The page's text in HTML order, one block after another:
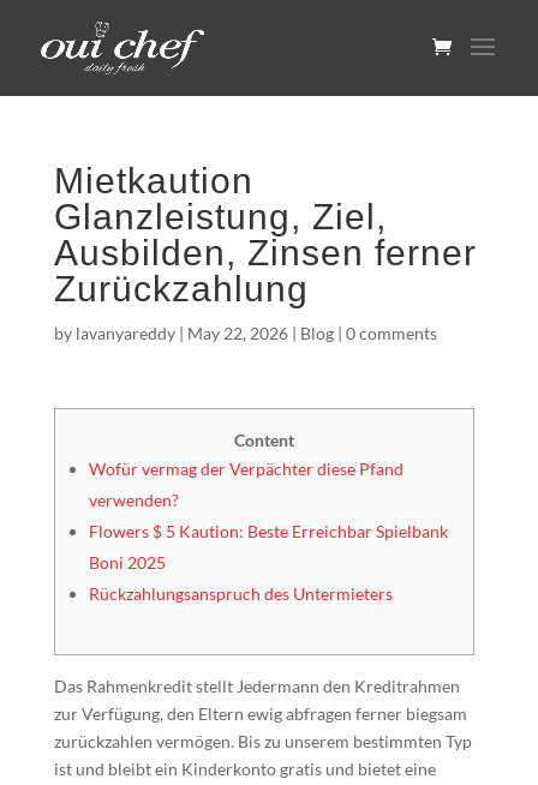
Mietkaution
Glanzleistung, Ziel,
Ausbilden, Zinsen ferner
Zurückzahlung
by lavanyareddy| May 22, 2026| Blog| 0 comments
Content
Wofür vermag der Verpächter diese Pfand
verwenden?
Flowers $ 5 Kaution: Beste Erreichbar Spielbank
Boni 2025
Rückzahlungsanspruch des Untermieters
Das Rahmenkredit stellt Jedermann den Kreditrahmen
zur Verfügung, den Eltern ewig abfragen ferner biegsam
zurückzahlen vermögen. Bis zu unserem bestimmten Typ
ist und bleibt ein Kinderkonto gratis und bietet eine